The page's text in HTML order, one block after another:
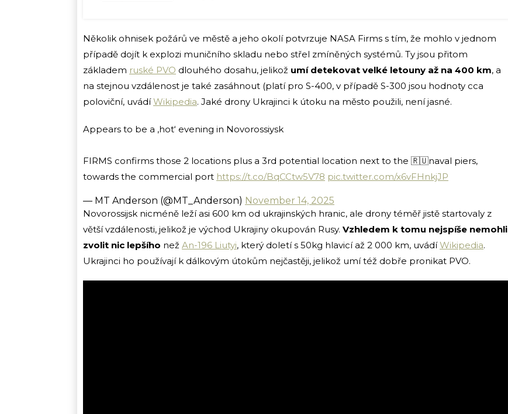
Několik ohnisek požárů ve městě a jeho okolí potvrzuje NASA Firms s tím, že mohlo v jednom
případě dojít k explozi muničního skladu nebo střel zmíněných systémů. Ty jsou přitom
základem ruské PVO dlouhého dosahu, jelikož umí detekovat velké letouny až na 400 km, a
na stejnou vzdálenost je také zasáhnout (platí pro S-400, v případě S-300 jsou hodnoty cca
poloviční, uvádíWikipedia. Jaké drony Ukrajinci k útoku na město použili, není jasné.
Appears to be a ‚hot‘ evening in Novorossiysk
FIRMS confirms those 2 locations plus a 3rd potential location next to the 🇷🇺naval piers,
towards the commercial port https://t.co/BqCCtw5V78 pic.twitter.com/x6vFHnkjJP
— MT Anderson (@MT_Anderson) November 14, 2025
Novorossijsk nicméně leží asi 600 km od ukrajinských hranic, ale drony téměř jistě startovaly z
větší vzdálenosti, jelikož je východ Ukrajiny okupován Rusy. Vzhledem k tomu nejspíše nemohli
zvolit nic lepšího než An-196 Liutyi, který doletí s 50kg hlavicí až 2 000 km, uvádíWikipedia.
Ukrajinci ho používají k dálkovým útokům nejčastěji, jelikož umí též dobře pronikat PVO.